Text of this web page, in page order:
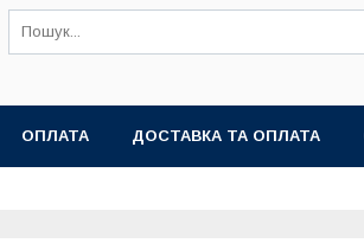
ОПЛАТА ДОСТАВКА ТА ОПЛАТА